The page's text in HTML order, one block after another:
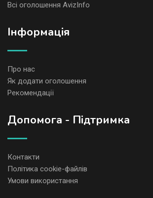
Всі оголошення AvizInfo
Iнформація
Про нас
Як додати оголошення
Рекомендації
Допомога - Підтримка
Контакти
Політика cookie-файлів
Умови використання